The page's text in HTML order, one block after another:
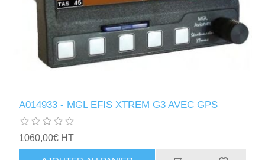
A014933 - MGL EFIS XTREM G3 AVEC GPS
1060,00€ HT